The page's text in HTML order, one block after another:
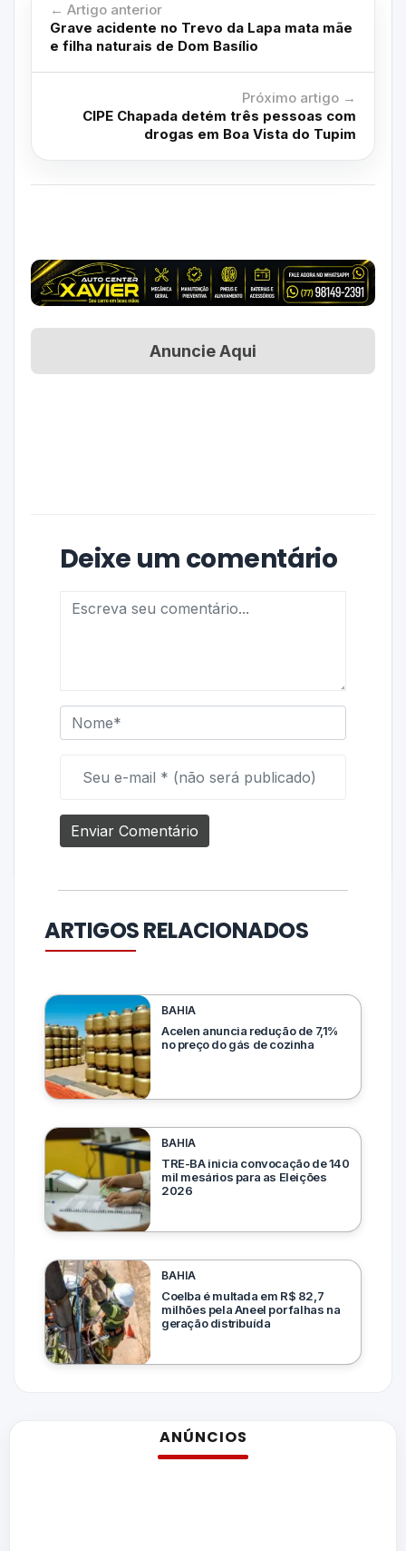
← Artigo anterior
Grave acidente no Trevo da Lapa mata mãe
e filha naturais de Dom Basílio
Próximo artigo →
CIPE Chapada detém três pessoas com
drogas em Boa Vista do Tupim
Anuncie Aqui
Deixe um comentário
ARTIGOS RELACIONADOS
BAHIA
Acelen anuncia redução de 7,1%
no preço do gás de cozinha
BAHIA
TRE-BA inicia convocação de 140
mil mesários para as Eleições
2026
BAHIA
Coelba é multada em R$ 82,7
milhões pela Aneel por falhas na
geração distribuída
ANÚNCIOS